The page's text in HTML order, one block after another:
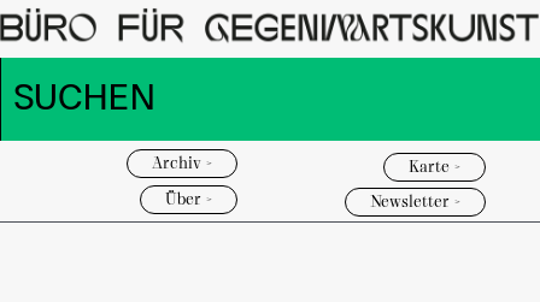
Archiv >
Über >
Karte >
Newsletter >